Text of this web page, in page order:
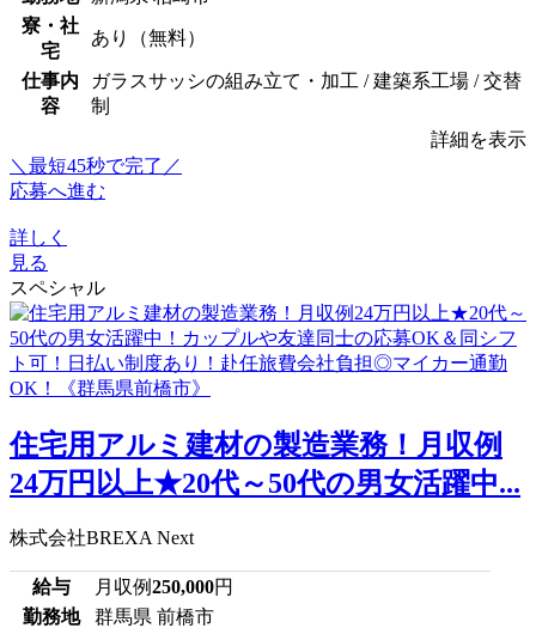
寮・社
宅
あり（無料）
仕事内
容
ガラスサッシの組み立て・加工 / 建築系工場 / 交替
制
詳細を表示
＼最短45秒で完了／
応募へ進む
詳しく
見る
スペシャル
住宅用アルミ建材の製造業務！月収例
24万円以上★20代～50代の男女活躍中...
株式会社BREXA Next
給与 月収例250,000円
勤務地
群馬県 前橋市